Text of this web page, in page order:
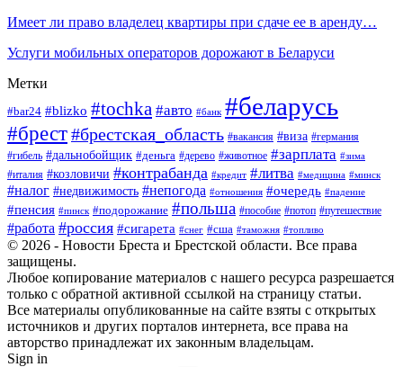
Имеет ли право владелец квартиры при сдаче ее в аренду…
Услуги мобильных операторов дорожают в Беларуси
Метки
#bar24 #blizko #tochka #авто #банк #беларусь
#брест#брестская_область #вакансия #виза #германия
#гибель #дальнобойщик #деньга #дерево #животное #зарплата #зима
#италия #козловичи #контрабанда #кредит #литва #медицина #минск
#налог #недвижимость #непогода #отношения #очередь #падение
#пенсия #пинск #подорожание #польша #пособие #потоп #путешествие
#работа #россия #сигарета #снег #сша #таможня #топливо
© 2026 - Новости Бреста и Брестской области. Все права
защищены.
Любое копирование материалов с нашего ресурса разрешается
только с обратной активной ссылкой на страницу статьи.
Все материалы опубликованные на сайте взяты с открытых
источников и других порталов интернета, все права на
авторство принадлежат их законным владельцам.
Sign in